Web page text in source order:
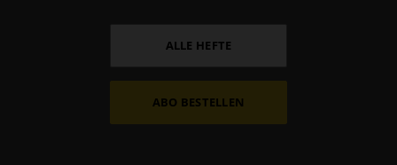
ALLE HEFTE
ABO BESTELLEN